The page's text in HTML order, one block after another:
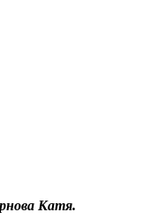
Катя.